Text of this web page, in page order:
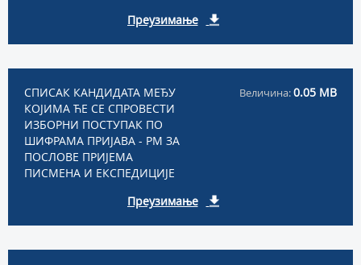
Преузимање
СПИСАК КАНДИДАТА МЕЂУ
КОЈИМА ЋЕ СЕ СПРОВЕСТИ
ИЗБОРНИ ПОСТУПАК ПО
ШИФРАМА ПРИЈАВА - РМ ЗА
ПОСЛОВЕ ПРИЈЕМА
ПИСМЕНА И ЕКСПЕДИЦИЈЕ
Величина:0.05 MB
Преузимање